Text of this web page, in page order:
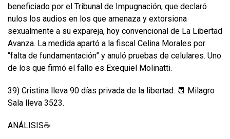
beneficiado por el Tribunal de Impugnación, que declaró
nulos los audios en los que amenaza y extorsiona
sexualmente a su expareja, hoy convencional de La Libertad
Avanza. La medida apartó a la fiscal Celina Morales por
“falta de fundamentación” y anuló pruebas de celulares. Uno
de los que firmó el fallo es Exequiel Molinatti.
39) Cristina lleva 90 días privada de la libertad. 📆 Milagro
Sala lleva 3523.
ANÁLISIS☕